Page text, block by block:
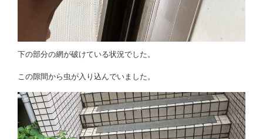
下の部分の網が破けている状況でした。
この隙間から虫が入り込んでいました。